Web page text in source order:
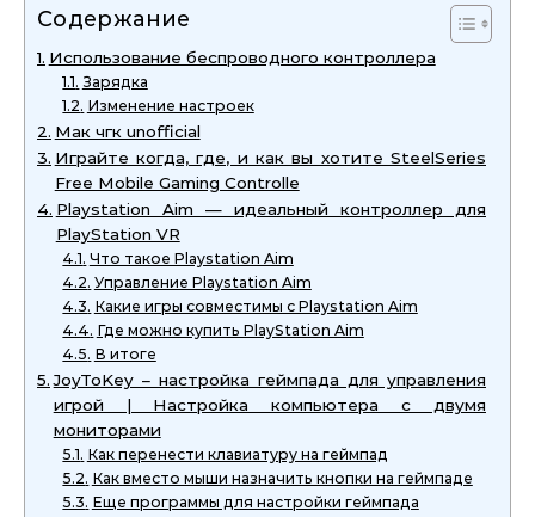
Содержание
Использование беспроводного контроллера
Зарядка
Изменение настроек
Мак чгк unofficial
Играйте когда, где, и как вы хотите SteelSeries
Free Mobile Gaming Controlle
Playstation Aim — идеальный контроллер для
PlayStation VR
Что такое Playstation Aim
Управление Playstation Aim
Какие игры совместимы с Playstation Aim
Где можно купить PlayStation Aim
В итоге
JoyToKey – настройка геймпада для управления
игрой | Настройка компьютера с двумя
мониторами
Как перенести клавиатуру на геймпад
Как вместо мыши назначить кнопки на геймпаде
Еще программы для настройки геймпада